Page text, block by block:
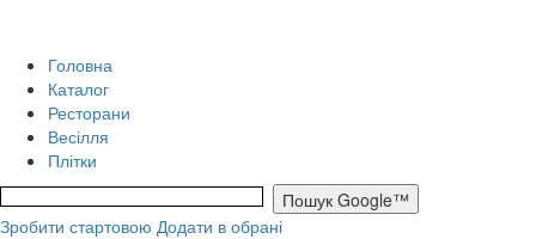
Головна
Каталог
Ресторани
Весілля
Плітки
Зробити стартовою Додати в обрані